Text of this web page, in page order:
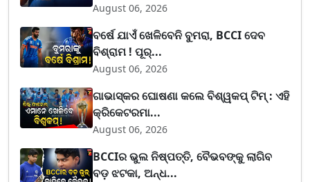
August 06, 2026
ବର୍ଷେ ଯାଏଁ ଖେଳିବେନି ବୁମରା, BCCI ଦେବ
ବିଶ୍ରାମ ! ପୂର୍...
August 06, 2026
ଗାଭାସ୍କର ଘୋଷଣା କଲେ ବିଶ୍ୱକପ୍ ଟିମ୍ : ଏହି
କ୍ରିକେଟରମା...
August 06, 2026
BCCIର ଭୁଲ ନିଷ୍ପତ୍ତି, ବୈଭବଙ୍କୁ ଲାଗିବ
ବଡ଼ ଝଟକା, ଅନ୍ଧ...